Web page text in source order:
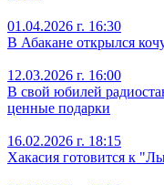
01.04.2026 г. 16:30
В Абакане открылся
12.03.2026 г. 16:00
В свой юбилей
ценные подарки
16.02.2026 г. 18:15
Хакасия готовится к